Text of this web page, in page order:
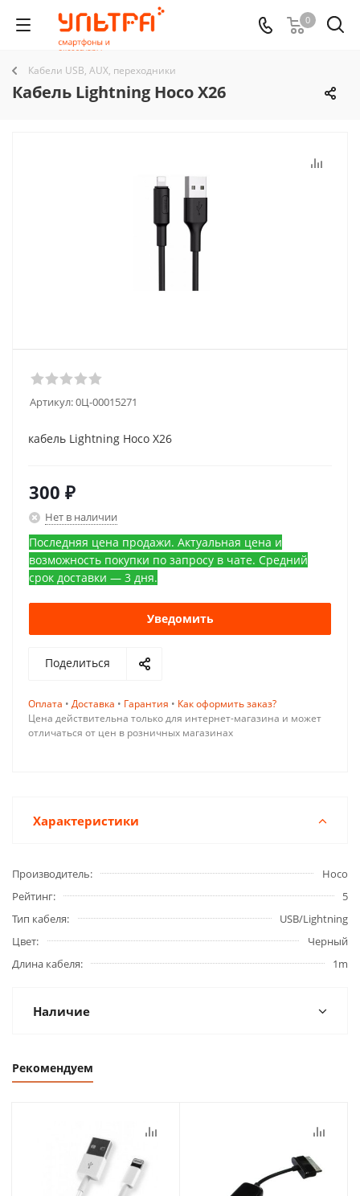
0
Кабели USB, AUX, переходники
Кабель Lightning Hoco X26
Артикул:0Ц-00015271
кабель Lightning Hoco X26
300 ₽
Нет в наличии
Последняя цена продажи. Актуальная цена и
возможность покупки по запросу в чате. Средний
срок доставки — 3 дня.
Уведомить
Поделиться
Оплата • Доставка • Гарантия • Как оформить заказ?
Цена действительна только для интернет-магазина и может
отличаться от цен в розничных магазинах
Характеристики
Производитель
Hoco
Рейтинг
5
Тип кабеля
USB/Lightning
Цвет
Черный
Длина кабеля
1m
Наличие
Рекомендуем